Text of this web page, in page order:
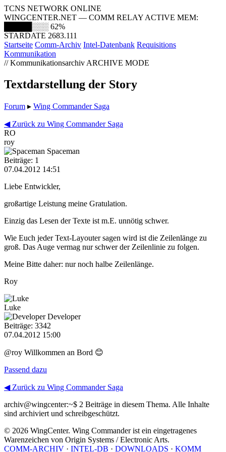
TCNS NETWORK ONLINE
WINGCENTER.NET — COMM RELAY ACTIVE MEM:
█████░░░ 62%
STARDATE 2683.111
Startseite Comm-Archiv Intel-Datenbank Requisitions
Kommunikation
// Kommunikationsarchiv ARCHIVE MODE
Textdarstellung der Story
Forum ▸ Wing Commander Saga
◀ Zurück zu Wing Commander Saga
RO
roy
Spaceman
Beiträge: 1
07.04.2012 14:51
Liebe Entwickler,
großartige Leistung meine Gratulation.
Einzig das Lesen der Texte ist m.E. unnötig schwer.
Wie Euch jeder Text-Layouter sagen wird ist die Zeilenlänge zu
groß. Das Auge vermag nur schwer der Zeilenlinie zu folgen.
Meine Bitte daher: nur noch halbe Zeilenlänge.
Roy
Luke
Developer
Beiträge: 3342
07.04.2012 15:00
@roy Willkommen an Bord 😊
Passend dazu
◀ Zurück zu Wing Commander Saga
archiv@wingcenter:~$ 2 Beiträge in diesem Thema. Alle Inhalte
sind archiviert und schreibgeschützt.
© 2026 WingCenter. Wing Commander ist ein eingetragenes
Warenzeichen von Origin Systems / Electronic Arts.
COMM-ARCHIV · INTEL-DB · DOWNLOADS · KOMM